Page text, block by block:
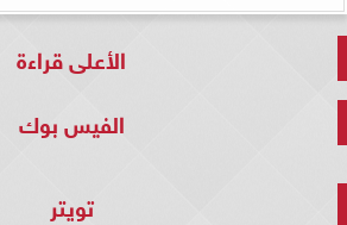
الأعلى قراءة
الفيس بوك
تويتر